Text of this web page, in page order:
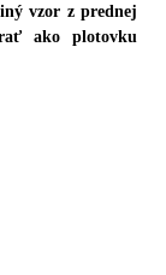
vzor z prednej
ako plotovku